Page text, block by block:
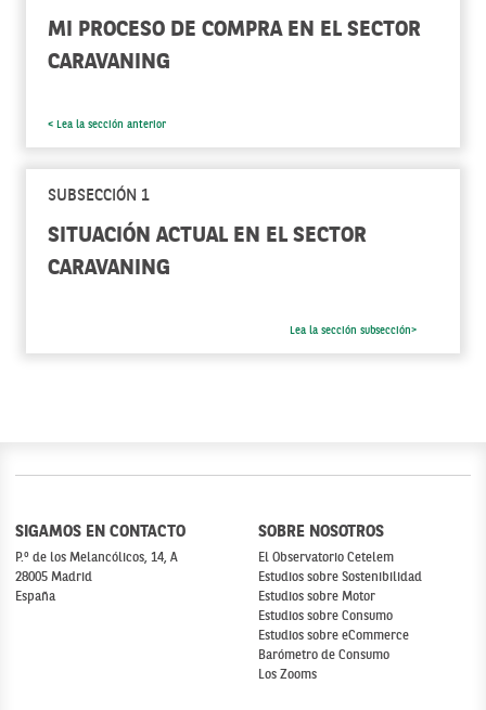
MI PROCESO DE COMPRA EN EL SECTOR
CARAVANING
< Lea la sección anterior
SUBSECCIÓN 1
SITUACIÓN ACTUAL EN EL SECTOR
CARAVANING
Lea la sección subsección>
SIGAMOS EN CONTACTO
P.º de los Melancólicos, 14, A
28005 Madrid
España
SOBRE NOSOTROS
El Observatorio Cetelem
Estudios sobre Sostenibilidad
Estudios sobre Motor
Estudios sobre Consumo
Estudios sobre eCommerce
Barómetro de Consumo
Los Zooms